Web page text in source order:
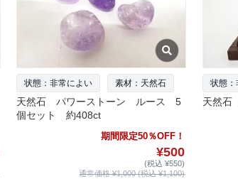
状態：非常によい 素材：天然石
天然石 パワーストーン ルース 5
個セット 約408ct
期間限定50％OFF！
¥500
(税込 ¥550)
通常価格 ¥1,000 (税込 ¥1,100)
状態：
天然